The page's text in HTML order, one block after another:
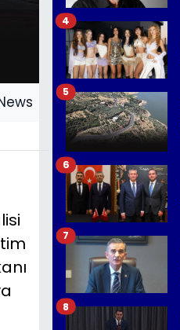
4
5
6
7
8